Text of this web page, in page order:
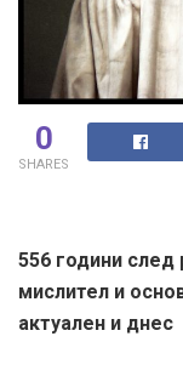
0
SHARES
556 години
мислител и
актуален и днес